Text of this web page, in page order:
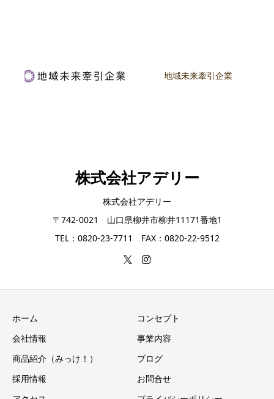
地域未来牽引企業
株式会社アデリー
株式会社アデリー
〒742-0021 山口県柳井市柳井11171番地1
TEL：0820-23-7711 FAX：0820-22-9512
ホーム
コンセプト
会社情報
事業内容
商品紹介（みっけ！）
ブログ
採用情報
お問合せ